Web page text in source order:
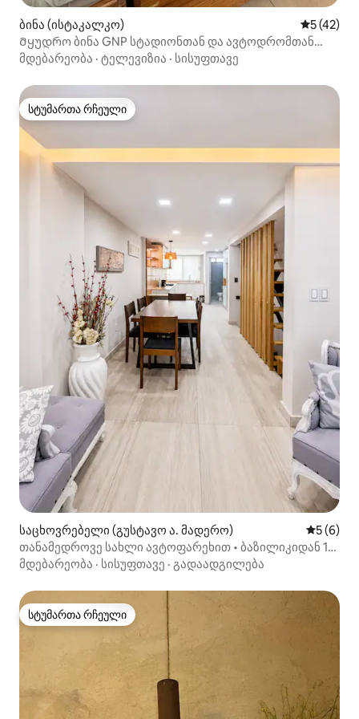
ბინა (ისტაკალკო) საშუალო
5 (42)
Მყუდრო ბინა GNP სტადიონთან და ავტოდრომთან
ახლოს
მდებარეობა · ტელევიზია · სისუფთავე
სტუმართა რჩეული
სტუმართა რჩეული
საცხოვრებელი (გუსტავო ა. მადერო) საშუალო
5 (6)
თანამედროვე სახლი ავტოფარეხით • ბაზილიკიდან 10
წუთის სავალზე
მდებარეობა · სისუფთავე · გადაადგილება
სტუმართა რჩეული
სტუმართა რჩეული